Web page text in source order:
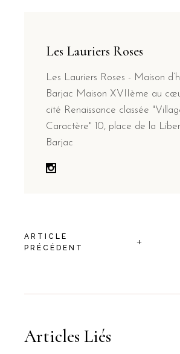
Les Lauriers Roses
Les Lauriers Roses - Maison
Barjac Maison XVIIème au
cité Renaissance classée
Caractère" 10, place de la
Barjac
ARTICLE
PRÉCÉDENT
+
Articles Liés